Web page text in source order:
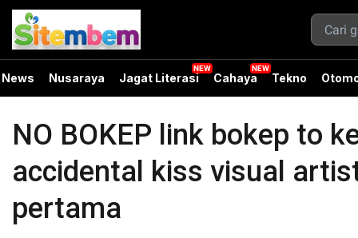
News Nusaraya Jagat Literasi Cahaya Tekno
NO BOKEP link bokep to
accidental kiss visual
pertama